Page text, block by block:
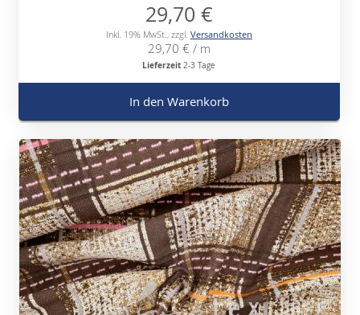
29,70 €
Inkl. 19% MwSt., zzgl. Versandkosten
29,70 € / m
Lieferzeit 2-3 Tage
In den Warenkorb